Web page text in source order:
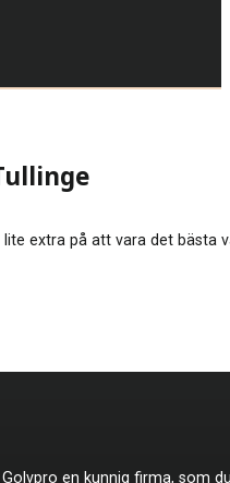
extra på att vara det
Golvpro en kunnig firma, som